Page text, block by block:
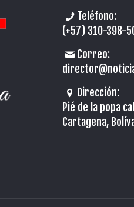
Teléfono:
(+57) 310-398-
Correo:
Dirección:
Pié de la popa
Cartagena,